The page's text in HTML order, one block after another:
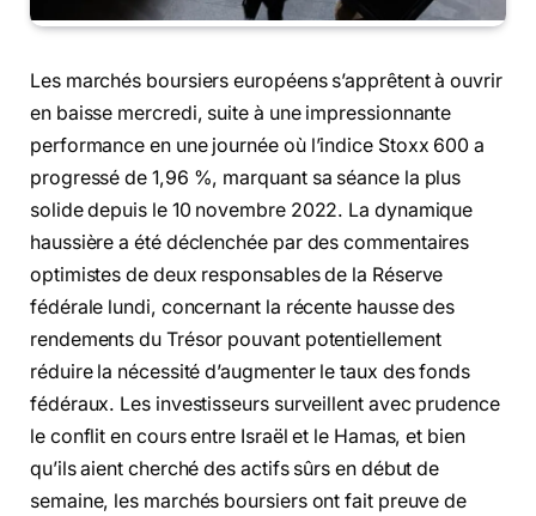
Les marchés boursiers européens s’apprêtent à ouvrir
en baisse mercredi, suite à une impressionnante
performance en une journée où l’indice Stoxx 600 a
progressé de 1,96 %, marquant sa séance la plus
solide depuis le 10 novembre 2022. La dynamique
haussière a été déclenchée par des commentaires
optimistes de deux responsables de la Réserve
fédérale lundi, concernant la récente hausse des
rendements du Trésor pouvant potentiellement
réduire la nécessité d’augmenter le taux des fonds
fédéraux. Les investisseurs surveillent avec prudence
le conflit en cours entre Israël et le Hamas, et bien
qu’ils aient cherché des actifs sûrs en début de
semaine, les marchés boursiers ont fait preuve de